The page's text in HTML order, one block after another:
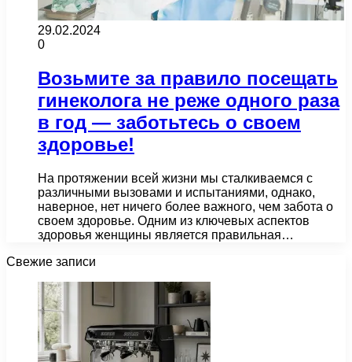
29.02.2024
0
Возьмите за правило посещать
гинеколога не реже одного раза
в год — заботьтесь о своем
здоровье!
На протяжении всей жизни мы сталкиваемся с
различными вызовами и испытаниями, однако,
наверное, нет ничего более важного, чем забота о
своем здоровье. Одним из ключевых аспектов
здоровья женщины является правильная…
Свежие записи